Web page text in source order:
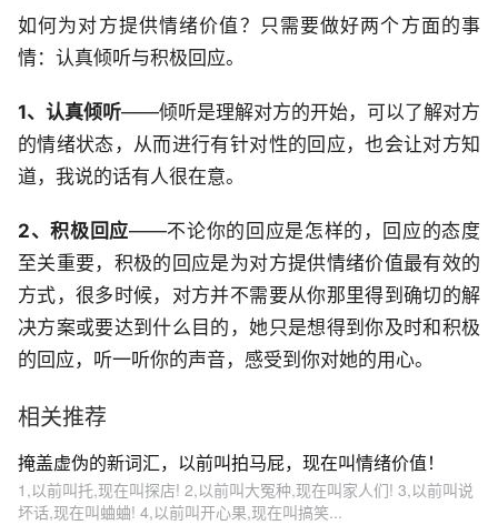
如何为对方提供情绪价值？只需要做好两个方面的事
情：认真倾听与积极回应。
1、认真倾听——倾听是理解对方的开始，可以了解对方
的情绪状态，从而进行有针对性的回应，也会让对方知
道，我说的话有人很在意。
2、积极回应——不论你的回应是怎样的，回应的态度
至关重要，积极的回应是为对方提供情绪价值最有效的
方式，很多时候，对方并不需要从你那里得到确切的解
决方案或要达到什么目的，她只是想得到你及时和积极
的回应，听一听你的声音，感受到你对她的用心。
相关推荐
掩盖虚伪的新词汇，以前叫拍马屁，现在叫情绪价值！
1,以前叫托,现在叫探店! 2,以前叫大冤种,现在叫家人们! 3,以前叫说
坏话,现在叫蛐蛐! 4,以前叫开心果,现在叫搞笑...